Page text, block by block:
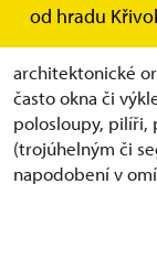
od hraduEDIKULA
architektonické
často okna či
polosloupy, pilíři,
(trojúhelným či
napodobení v